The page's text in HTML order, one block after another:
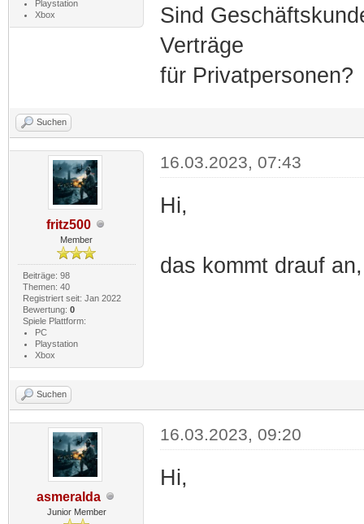
Playstation
Xbox
Sind
Verträge
für Privatpersonen?
Suchen
fritz500
Member
Beiträge: 98
Themen: 40
Registriert seit: Jan 2022
Bewertung: 0
Spiele Plattform:
PC
Playstation
Xbox
16.03.2023, 07:43
Hi,
das kommt drauf
Suchen
asmeralda
Junior Member
16.03.2023, 09:20
Hi,